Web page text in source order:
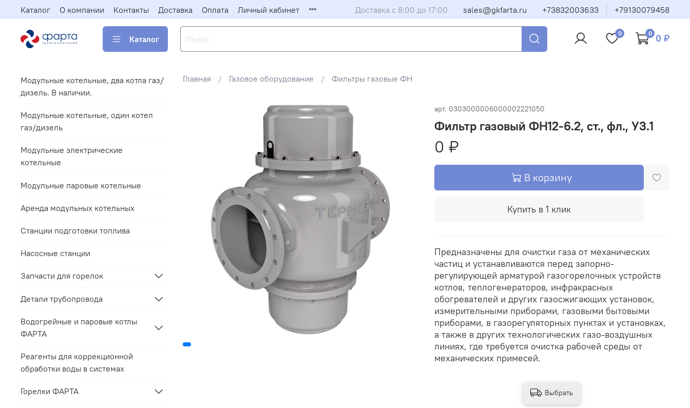
Каталог О компании Контакты Доставка Оплата Личный кабинет Доставка с 8:00 до 17:00 sales@gkfarta.ru +73832003633 +79130079458
Каталог
0 0 0 ₽
Главная Газовое оборудование Фильтры газовые ФН
арт. 0303000006000002221050
Фильтр газовый ФН12-6.2, ст., фл., У3.1
0 ₽
В корзину
Купить в 1 клик
Предназначены для очистки газа от механических
частиц и устанавливаются перед запорно-
регулирующей арматурой газогорелочных устройств
котлов, теплогенераторов, инфракрасных
обогревателей и других газосжигающих установок,
измерительными приборами, газовыми бытовыми
приборами, в газорегуляторных пунктах и установках,
а также в других технологических газо-воздушных
линиях, где требуется очистка рабочей среды от
механических примесей.
Выбрать
Модульные котельные, два котла газ/
дизель. В наличии.
Модульные котельные, один котел
газ/дизель
Модульные электрические
котельные
Модульные паровые котельные
Аренда модульных котельных
Станции подготовки топлива
Насосные станции
Запчасти для горелок
Детали трубопровода
Водогрейные и паровые котлы
ФАРТА
Реагенты для коррекционной
обработки воды в системах
Горелки ФАРТА